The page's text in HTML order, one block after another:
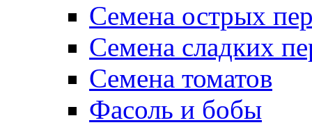
Семена острых
Семена сладких
Семена томатов
Фасоль и бобы